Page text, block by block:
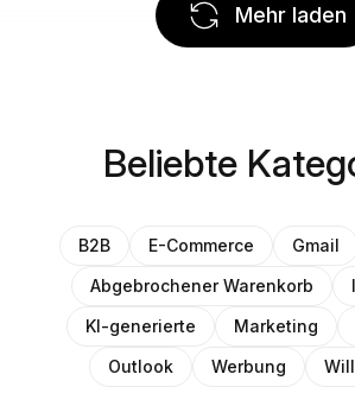
Mehr laden
Beliebte
B2B E-Commerce Gmail
Abgebrochener Warenkorb
KI-generierte
Marketing
Outlook
Werbung